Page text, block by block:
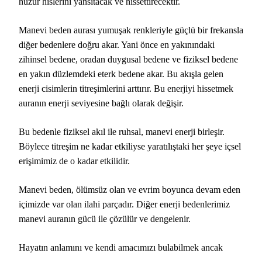
Manevi beden aurası yumuşak renkleriyle güçlü bir frekansla
diğer bedenlere doğru akar. Yani önce en yakınındaki
zihinsel bedene, oradan duygusal bedene ve fiziksel bedene
en yakın düzlemdeki eterk bedene akar. Bu akışla gelen
enerji cisimlerin titreşimlerini arttırır. Bu enerjiyi hissetmek
auranın enerji seviyesine bağlı olarak değişir.
Bu bedenle fiziksel akıl ile ruhsal, manevi enerji birleşir.
Böylece titreşim ne kadar etkiliyse yaratılıştaki her şeye içsel
erişimimiz de o kadar etkilidir.
Manevi beden, ölümsüz olan ve evrim boyunca devam eden
içimizde var olan ilahi parçadır. Diğer enerji bedenlerimiz
manevi auranın gücü ile çözülür ve dengelenir.
Hayatın anlamını ve kendi amacımızı bulabilmek ancak